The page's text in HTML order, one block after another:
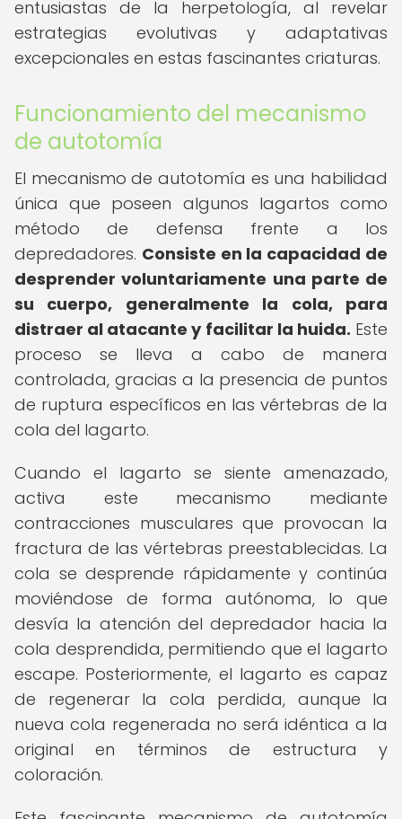
entusiastas de la herpetología, al revelar
estrategias evolutivas y adaptativas
excepcionales en estas fascinantes criaturas.
Funcionamiento del mecanismo
de autotomía
El mecanismo de autotomía es una habilidad
única que poseen algunos lagartos como
método de defensa frente a los
depredadores. Consiste en la capacidad de
desprender voluntariamente una parte de
su cuerpo, generalmente la cola, para
distraer al atacante y facilitar la huida. Este
proceso se lleva a cabo de manera
controlada, gracias a la presencia de puntos
de ruptura específicos en las vértebras de la
cola del lagarto.
Cuando el lagarto se siente amenazado,
activa este mecanismo mediante
contracciones musculares que provocan la
fractura de las vértebras preestablecidas. La
cola se desprende rápidamente y continúa
moviéndose de forma autónoma, lo que
desvía la atención del depredador hacia la
cola desprendida, permitiendo que el lagarto
escape. Posteriormente, el lagarto es capaz
de regenerar la cola perdida, aunque la
nueva cola regenerada no será idéntica a la
original en términos de estructura y
coloración.